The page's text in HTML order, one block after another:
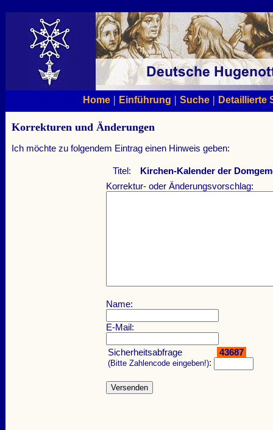
Home| Einführung | Suche| Detaillierte
Korrekturen und Änderungen
Ich möchte zu folgendem Eintrag einen Hinweis geben:
Titel:
Kirchen-Kalender der
Korrektur- oder Änderungsvorschlag:
Name:
E-Mail:
Sicherheitsabfrage
(Bitte Zahlencode eingeben!):
43687